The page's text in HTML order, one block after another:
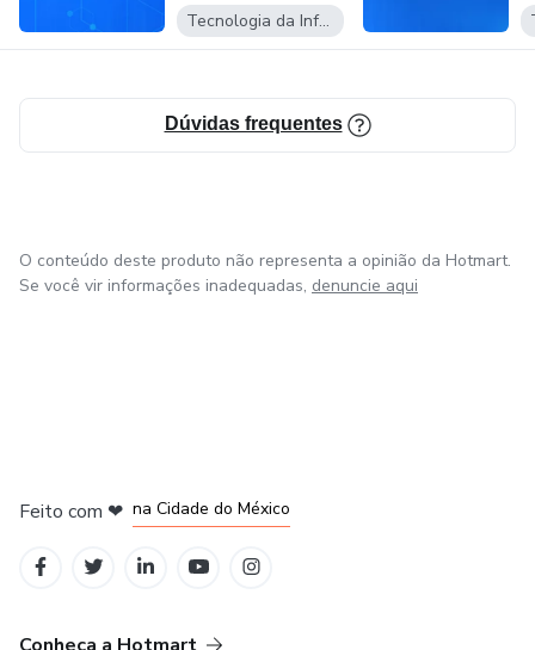
Tecnologia da Informação
Dúvidas frequentes
O conteúdo deste produto não representa a opinião da Hotmart.
Se você vir informações inadequadas, denuncie aqui
Feito com ❤ na Cidade do México